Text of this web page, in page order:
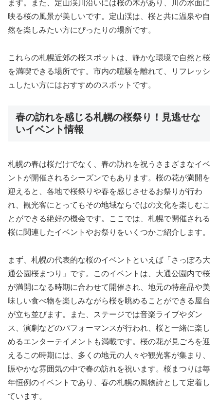
ます。また、定山渓川沿いには桜の木があり、川の水面に
映る桜の風景が美しいです。定山渓は、桜と共に温泉や自
然を楽しみたい方にぴったりの場所です。
これらの札幌近郊の桜スポットは、静かな環境で自然と桜
を満喫できる場所です。市内の喧騒を離れて、リフレッシ
ュしたい方にはおすすめのスポットです。
春の訪れを感じる札幌の桜祭り！見逃せな
いイベント情報
札幌の春は桜だけでなく、春の訪れを祝うさまざまなイベ
ントが開催されるシーズンでもあります。桜の花が満開を
迎えると、各地で桜祭りや春を感じさせるお祭りが行わ
れ、観光客にとってもその地域ならではの文化を楽しむこ
とができる絶好の機会です。ここでは、札幌で開催される
桜に関連したイベントやお祭りをいくつかご紹介します。
まず、札幌の代表的な桜のイベントといえば「さっぽろ大
通公園桜まつり」です。このイベントは、大通公園内で桜
が満開になる時期に合わせて開催され、地元の特産品や美
味しい食べ物を楽しみながら桜を眺めることができる屋台
が立ち並びます。また、ステージでは音楽ライブやダン
ス、演劇などのパフォーマンスが行われ、桜と一緒に楽し
めるエンターテイメントも満載です。桜の花が見ごろを迎
えるこの時期には、多くの地元の人々や観光客が集まり、
賑やかな雰囲気の中で春の訪れを祝います。桜まつりは毎
年恒例のイベントであり、春の札幌の風物詩として定着し
ています。